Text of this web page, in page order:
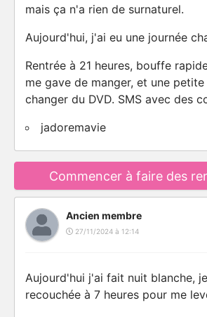
mais ça n'a rien de surnaturel.
Aujourd'hui, j'ai eu une journée
Rentrée à 21 heures, bouffe
me gave de manger, et une
changer du DVD. SMS avec des
jadoremavie
Commencer à faire des
Ancien membre
27/11/2024 à 12:14
Aujourd'hui j'ai fait nuit blanche,
recouchée à 7 heures pour me